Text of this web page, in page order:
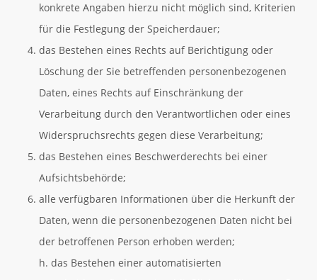
konkrete Angaben hierzu nicht möglich sind, Kriterien
für die Festlegung der Speicherdauer;
das Bestehen eines Rechts auf Berichtigung oder
Löschung der Sie betreffenden personenbezogenen
Daten, eines Rechts auf Einschränkung der
Verarbeitung durch den Verantwortlichen oder eines
Widerspruchsrechts gegen diese Verarbeitung;
das Bestehen eines Beschwerderechts bei einer
Aufsichtsbehörde;
alle verfügbaren Informationen über die Herkunft der
Daten, wenn die personenbezogenen Daten nicht bei
der betroffenen Person erhoben werden;
h. das Bestehen einer automatisierten